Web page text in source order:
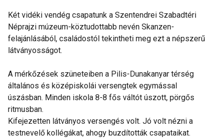
Két vidéki vendég csapatunk a Szentendrei Szabadtéri
Néprajzi múzeum-köztudottabb nevén Skanzen-
felajánlásából, családostól tekintheti meg ezt a népszerű
látványosságot.
A mérkőzések szüneteiben a Pilis-Dunakanyar térség
általános és középiskolái versengtek egymással
úszásban. Minden iskola 8-8 fős váltót úszott, pörgős
ritmusban.
Kifejezetten látványos versengés volt. Jó volt nézni a
testnevelő kollégákat, ahogy buzdították csapataikat.